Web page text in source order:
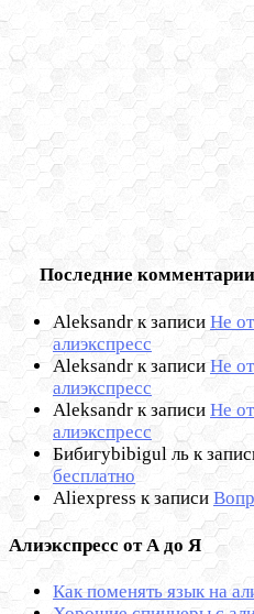
Последние комментарии
Aleksandrк записи Не
алиэкспресс
Aleksandr к записи Не
алиэкспресс
Aleksandr к записи Не
алиэкспресс
Бибигуbibigul ль к
бесплатно
Aliexpress к записи
Алиэкспресс от А до Я
Как поменять язык на